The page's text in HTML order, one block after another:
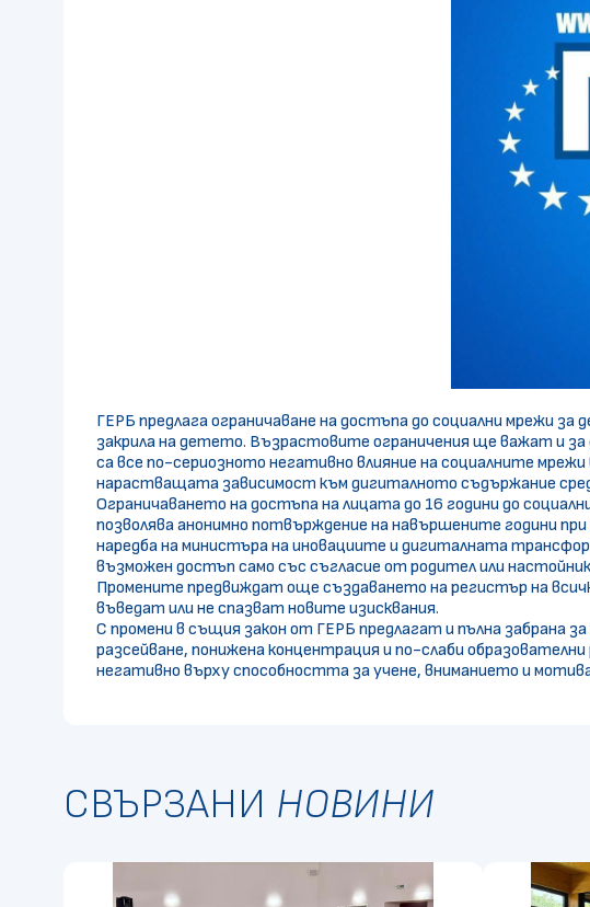
ГЕРБ предлага ограничаване на достъпа до социални мрежи
закрила на детето. Възрастовите ограничения ще важат и
са все по-сериозното негативно влияние на социалните
нарастващата зависимост към дигиталното съдържание
Ограничаването на достъпа на лицата до 16 години до
позволява анонимно потвърждение на навършените години
наредба на министъра на иновациите и дигиталната
възможен достъп само със съгласие от родител или
Промените предвиждат още създаването на регистър на
въведат или не спазват новите изисквания.
С промени в същия закон от ГЕРБ предлагат и пълна забрана
разсейване, понижена концентрация и по-слаби
негативно върху способността за учене, вниманието и
СВЪРЗАНИ НОВИНИ